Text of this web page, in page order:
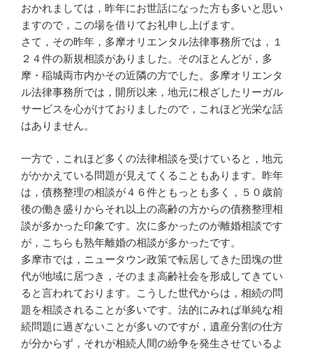
おかれましては，昨年にお世話になった方も多いと思い
ますので，この場を借りてお礼申し上げます。
さて，その昨年，多摩オリエンタル法律事務所では，１
２４件の新規相談がありました。そのほとんどが，多
摩・稲城両市内かその近隣の方でした。多摩オリエンタ
ル法律事務所では，開所以来，地元に根ざしたリーガル
サービスを心がけておりましたので，これほど光栄な話
はありません。
一方で，これほど多くの法律相談を受けていると，地元
がかかえている問題が見えてくることもあります。昨年
は，債務整理の相談が４６件ともっとも多く，５０歳前
後の働き盛りからそれ以上の高齢の方からの債務整理相
談が多かった印象です。次に多かったのが離婚相談です
が，こちらも熟年離婚の相談が多かったです。
多摩市では，ニュータウン政策で転居してきた団塊の世
代が地域に居つき，そのまま高齢社会を形成してきてい
ると言われております。こうした世代からは，相続の問
題を相談されることが多いです。法的にみれば単純な相
続問題に過ぎないことが多いのですが，遺産分割の仕方
が分からず，それが相続人間の紛争を発生させているよ